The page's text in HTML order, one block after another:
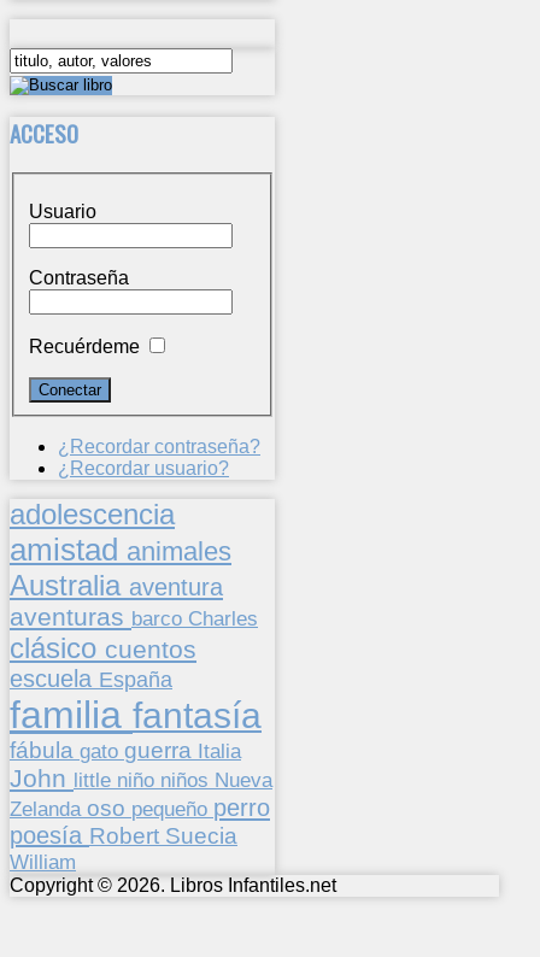
ACCESO
Usuario
Contraseña
Recuérdeme
¿Recordar contraseña?
¿Recordar usuario?
adolescencia
amistad animales
Australia aventura
aventuras barco Charles
clásico cuentos
escuela España
familia fantasía
fábula gato guerra Italia
John little niño niños Nueva
Zelanda oso pequeño perro
poesía Robert Suecia
William
Copyright © 2026. Libros Infantiles.net